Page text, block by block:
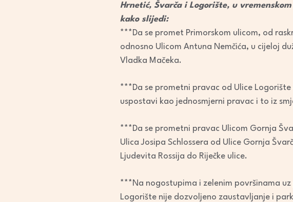
Hrnetić, Švarča i Logorište, u
kako slijedi:
***Da se promet Primorskom ulicom, od
odnosno Ulicom Antuna Nemčića, u cijeloj
Vladka Mačeka.
***Da se prometni pravac od Ulice
uspostavi kao jednosmjerni pravac i to iz
***Da se prometni pravac Ulicom Gornja
Ulica Josipa Schlossera od Ulice Gornja
Ljudevita Rossija do Riječke ulice.
***Na nogostupima i zelenim površinama
Logorište nije dozvoljeno zaustavljanje i